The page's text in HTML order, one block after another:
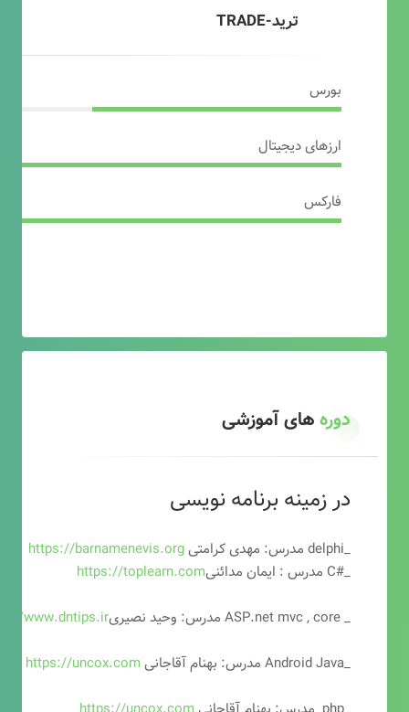
ترید-TRADE
بورس
ارزهای دیجیتال
فارکس
دورههای آموزشی
در زمینه برنامه نویسی
_delphi مدرس: مهدی کرامتی
https://barnamenevis.org
_#C مدرس : ایمان مدائنی
https://toplearn.com
_ ASP.net mvc , core مدرس: وحید نصیری
www.dntips.ir
_Android Java مدرس: بهنام آقاجانی
https://uncox.com